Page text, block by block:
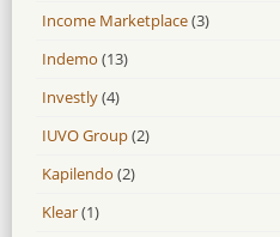
Income Marketplace(3)
Indemo (13)
Investly(4)
IUVO Group(2)
Kapilendo (2)
Klear(1)